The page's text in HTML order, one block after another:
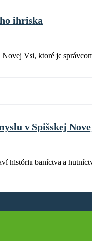
ihriska
Vsi, ktoré je
v Spišskej
históriu baníctva a